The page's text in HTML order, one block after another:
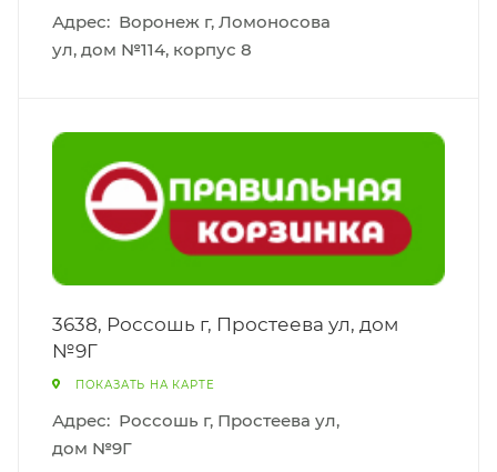
Адрес: Воронеж г, Ломоносова
ул, дом №114, корпус 8
3638, Россошь г, Простеева ул, дом
№9Г
ПОКАЗАТЬ НА КАРТЕ
Адрес: Россошь г, Простеева ул,
дом №9Г